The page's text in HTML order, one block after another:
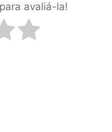
avaliá-la!